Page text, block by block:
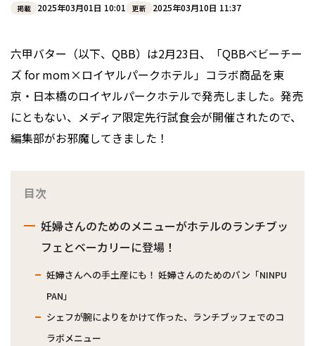
掲載 2025年03月01日 10:01 更新 2025年03月10日 11:37
六甲バター（以下、QBB）は2月23日、「QBBベビーチー
ズ for mom×ロイヤルパークホテル」コラボ商品を東
京・日本橋のロイヤルパークホテルで発売しました。発売
にともない、メディア限定先行試食会が開催されたので、
編集部がお邪魔してきました！
目次
妊婦さんのためのメニューがホテルのランチブッ
フェとベーカリーに登場！
妊婦さんへの手土産にも！ 妊婦さんのためのパン「NINPU
PAN」
シェフが腕によりをかけて作った、ランチブッフェでのコ
ラボメニュー